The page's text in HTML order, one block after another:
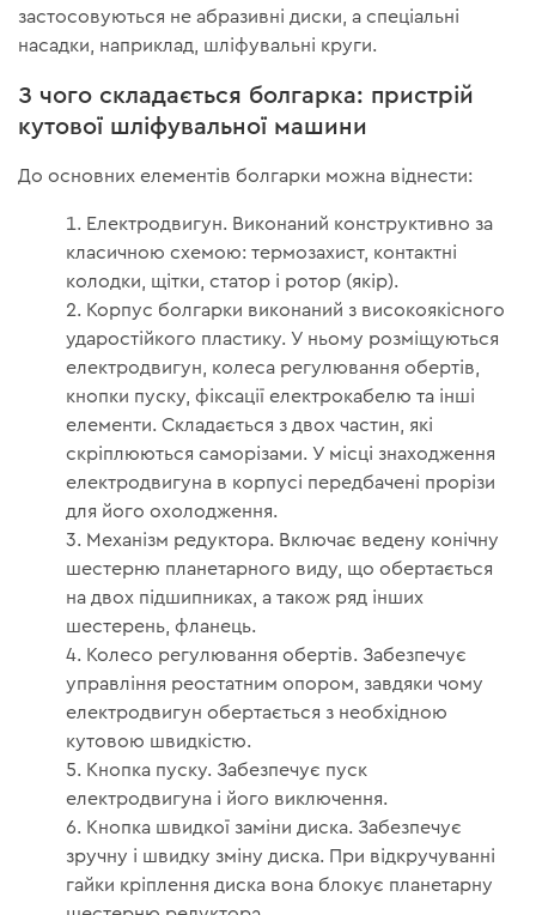
застосовуються не абразивні диски, а спеціальні
насадки, наприклад, шліфувальні круги.
З чого складається болгарка: пристрій
кутової шліфувальної машини
До основних елементів болгарки можна віднести:
Електродвигун. Виконаний конструктивно за
класичною схемою: термозахист, контактні
колодки, щітки, статор і ротор (якір).
Корпус болгарки виконаний з високоякісного
ударостійкого пластику. У ньому розміщуються
електродвигун, колеса регулювання обертів,
кнопки пуску, фіксації електрокабелю та інші
елементи. Складається з двох частин, які
скріплюються саморізами. У місці знаходження
електродвигуна в корпусі передбачені прорізи
для його охолодження.
Механізм редуктора. Включає ведену конічну
шестерню планетарного виду, що обертається
на двох підшипниках, а також ряд інших
шестерень, фланець.
Колесо регулювання обертів. Забезпечує
управління реостатним опором, завдяки чому
електродвигун обертається з необхідною
кутовою швидкістю.
Кнопка пуску. Забезпечує пуск
електродвигуна і його виключення.
Кнопка швидкої заміни диска. Забезпечує
зручну і швидку зміну диска. При відкручуванні
гайки кріплення диска вона блокує планетарну